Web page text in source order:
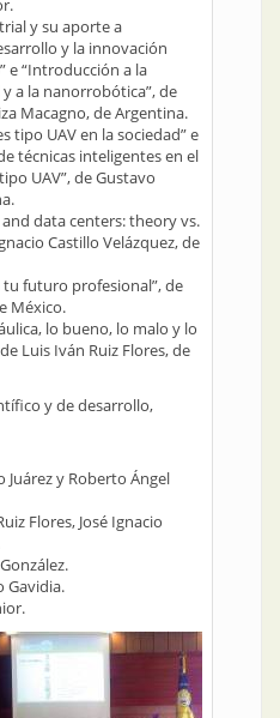
y su aporte a
y la innovación
e “Introducción a la
a la nanorrobótica”, de
Macagno, de Argentina.
tipo UAV en la sociedad” e
técnicas inteligentes en el
UAV”, de Gustavo
data centers: theory vs.
Castillo Velázquez, de
tu futuro profesional”, de
México.
lo bueno, lo malo y lo
Luis Iván Ruiz Flores, de
y de desarrollo,
Juárez y Roberto Ángel
Flores, José Ignacio
Gavidia.